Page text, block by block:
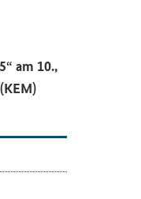
am 10.,